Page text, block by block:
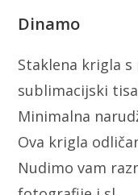
Dinamo
Staklena krigla
sublimacijski
Minimalna
Ova krigla
Nudimo vam